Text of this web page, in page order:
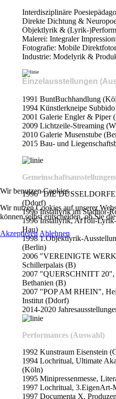
Interdisziplinäre
Direkte Dichtung &
Objektlyrik & (Lyrik-
Malerei: Integraler
Fotografie: Mobile
Industrie: Modelyrik &
Einzelausstellungen
1991 BuntBuchhandlung
1994 Künstlerkneipe
2001 Galerie Engler & Piper
2009 Lichtzeile-Streaming
2010 Galerie Musenstube
2015 Bau- und
1996 "DIE
(Ddorf)
1996 Installyrik im Stadttor-
1996 Installyrik, ArToll-
Hau)
1998 1.Objektlyrik-
(Berlin)
2006 "VEREINIGTE
Schillerpalais (B)
2007 "QUERSCHNITT 20",
Bethanien (B)
2007 "POP AM RHEIN",
Institut (Ddorf)
2014-2020
Performances (Auswahl)
1992 Kunstraum Eisenstein
1994 Lochritual, Ultimate
(Köln)
1995 Minipressenmesse,
1997 Lochritual, 3.EigenArt-
1997 Documenta X,
Wir benutzen Cookies
Wir nutzen Cookies auf unserer
können selbst entscheiden, ob Sie
Akzeptieren Ablehnen